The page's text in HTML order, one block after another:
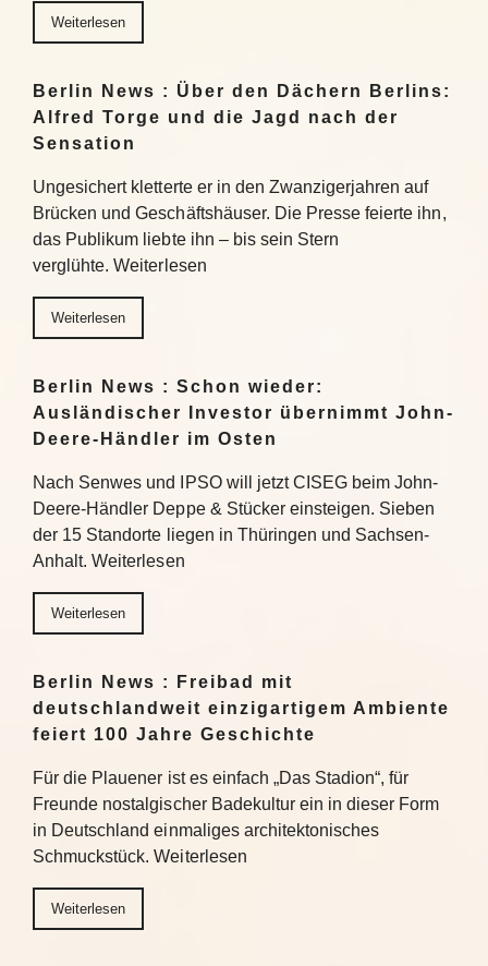
Weiterlesen
Berlin News : Über den Dächern Berlins:
Alfred Torge und die Jagd nach der
Sensation
Ungesichert kletterte er in den Zwanzigerjahren auf
Brücken und Geschäftshäuser. Die Presse feierte ihn,
das Publikum liebte ihn – bis sein Stern
verglühte. Weiterlesen
Weiterlesen
Berlin News : Schon wieder:
Ausländischer Investor übernimmt John-
Deere-Händler im Osten
Nach Senwes und IPSO will jetzt CISEG beim John-
Deere-Händler Deppe & Stücker einsteigen. Sieben
der 15 Standorte liegen in Thüringen und Sachsen-
Anhalt. Weiterlesen
Weiterlesen
Berlin News : Freibad mit
deutschlandweit einzigartigem Ambiente
feiert 100 Jahre Geschichte
Für die Plauener ist es einfach „Das Stadion“, für
Freunde nostalgischer Badekultur ein in dieser Form
in Deutschland einmaliges architektonisches
Schmuckstück. Weiterlesen
Weiterlesen